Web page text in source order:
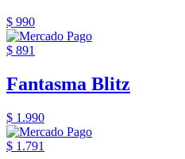
$ 990
$ 891
Fantasma Blitz
$ 1.990
$ 1.791